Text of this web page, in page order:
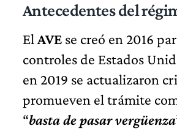
Antecedentes del
El AVE se creó en 2016
controles de Estados
en 2019 se actualizaron
promueven el trámite
“basta de pasar vergüenza